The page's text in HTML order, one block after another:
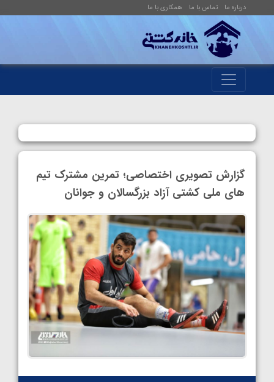
درباره ما تماس با ما همکاری با ما
گزارش تصویری اختصاصی؛ تمرین مشترک تیم
های ملی کشتی آزاد بزرگسالان و جوانان